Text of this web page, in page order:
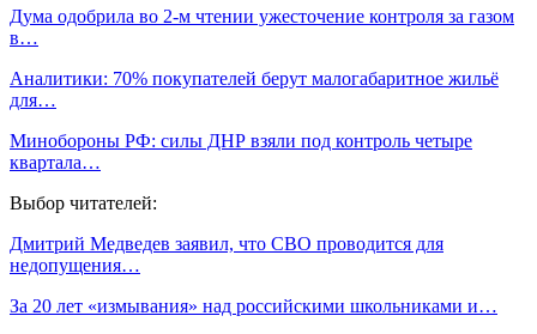
Дума одобрила во 2-м чтении ужесточение контроля за газом
в…
Аналитики: 70% покупателей берут малогабаритное жильё
для…
Минобороны РФ: силы ДНР взяли под контроль четыре
квартала…
Выбор читателей:
Дмитрий Медведев заявил, что СВО проводится для
недопущения…
За 20 лет «измывания» над российскими школьниками и…